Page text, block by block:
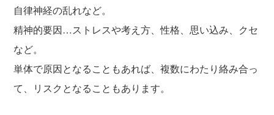
自律神経の乱れなど。
精神的要因…ストレスや考え方、性格、思い込み、クセ
など。
単体で原因となることもあれば、複数にわたり絡み合っ
て、リスクとなることもあります。